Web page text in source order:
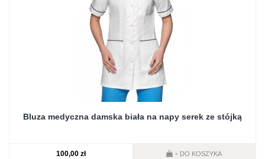
Bluza medyczna damska biała na napy serek ze stójką
100,00 zł + DO KOSZYKA